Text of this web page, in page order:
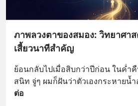
ภาพลวงตาของสมอง: วิทยาศา
เสี้ยวนาทีสำคัญ
ย้อนกลับไปเมื่อสิบกว่าปีก่อน ในค่ำ
สนิท จู่ๆ ผมก็ฝันว่าตัวเองกระหายน้ำ
ต่อ